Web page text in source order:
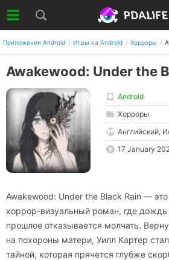
Приложения Android Игры на Android Хорроры
Awakewood: Under the
Android
Хорроры
Английский,
17 January
Awakewood: Under the Black Rain —
хоррор-визуальный роман, где
прошлое отказывается молчать.
на похороны матери, Уилл Картер
тайной, которая прячется глубже